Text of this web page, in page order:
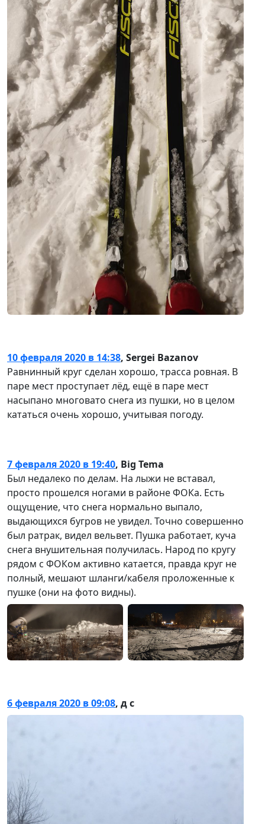
10 февраля 2020 в 14:38, Sergei Bazanov
Равнинный круг сделан хорошо, трасса ровная. В
паре мест проступает лёд, ещё в паре мест
насыпано многовато снега из пушки, но в целом
кататься очень хорошо, учитывая погоду.
7 февраля 2020 в 19:40, Big Tema
Был недалеко по делам. На лыжи не вставал,
просто прошелся ногами в районе ФОКа. Есть
ощущение, что снега нормально выпало,
выдающихся бугров не увидел. Точно совершенно
был ратрак, видел вельвет. Пушка работает, куча
снега внушительная получилась. Народ по кругу
рядом с ФОКом активно катается, правда круг не
полный, мешают шланги/кабеля проложенные к
пушке (они на фото видны).
6 февраля 2020 в 09:08, д с